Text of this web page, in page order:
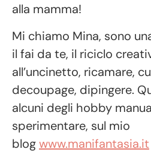
alla mamma!
Mi chiamo Mina, sono
il fai da te, il riciclo
all’uncinetto, ricamare,
decoupage, dipingere.
alcuni degli hobby
sperimentare, sul mio
blogwww.manifantasia.it